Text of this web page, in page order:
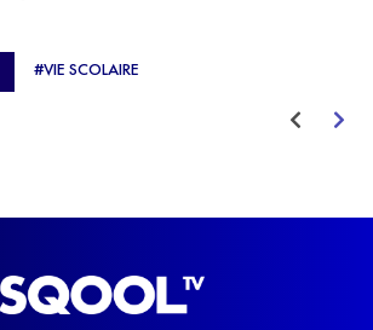
qui a failli abandonner ses études
équilibre.
#VIE SCOLAIRE